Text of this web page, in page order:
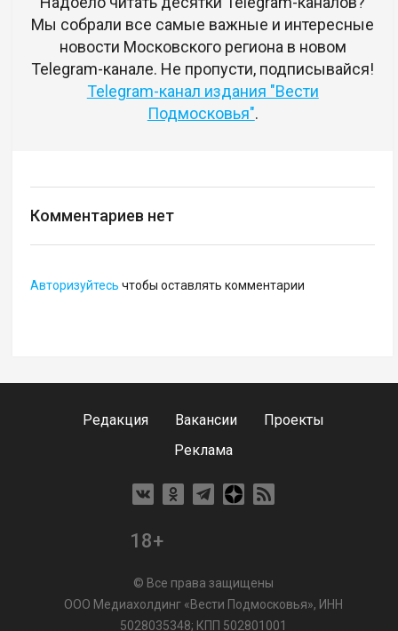
Мы собрали все самые важные и интересные
новости Московского региона в новом
Telegram-канале. Не пропусти, подписывайся!
Telegram-канал издания "Вести
Подмосковья".
Комментариев нет
Авторизуйтесь чтобы оставлять комментарии
Редакция Вакансии
Проекты
Реклама
18+
© Все права защищены
ООО Медиахолдинг «Вести Подмосковья», ИНН
5028035348; КПП 502801001